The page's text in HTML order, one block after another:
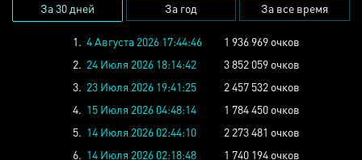
За 30 дней За год За все время
1. 4 Августа 2026 17:44:46
1 936 969 очков
2. 24 Июля 2026 18:14:42
3 852 059 очков
3. 23 Июля 2026 19:41:25
2 457 532 очков
4. 15 Июля 2026 04:48:14
1 784 450 очков
5. 14 Июля 2026 02:44:10
2 273 481 очков
6. 14 Июля 2026 02:18:48
1 740 194 очков